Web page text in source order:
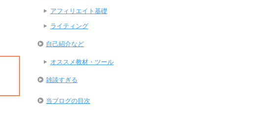
アフィリエイト基礎
ライティング
自己紹介など
オススメ教材・ツール
雑談すぎる
当ブログの目次